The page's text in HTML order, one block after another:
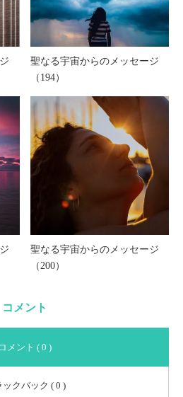
聖なる宇宙からのメッセージ
（194）
聖なる宇宙からのメッセージ
（200）
コメント
コメント ( 0 )
ックバック ( 0 )